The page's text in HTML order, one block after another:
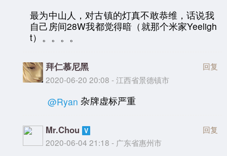
最为中山人，对古镇的灯真不敢恭维，话说我
自己房间28W我都觉得暗（就那个米家Yeeligh
t）。。。。
拜仁慕尼黑
2020-06-20 20:08 - 江西省景德镇市
回复
@Ryan 杂牌虚标严重
Mr.Chou
2020-06-04 21:18 - 广东省惠州市
回复